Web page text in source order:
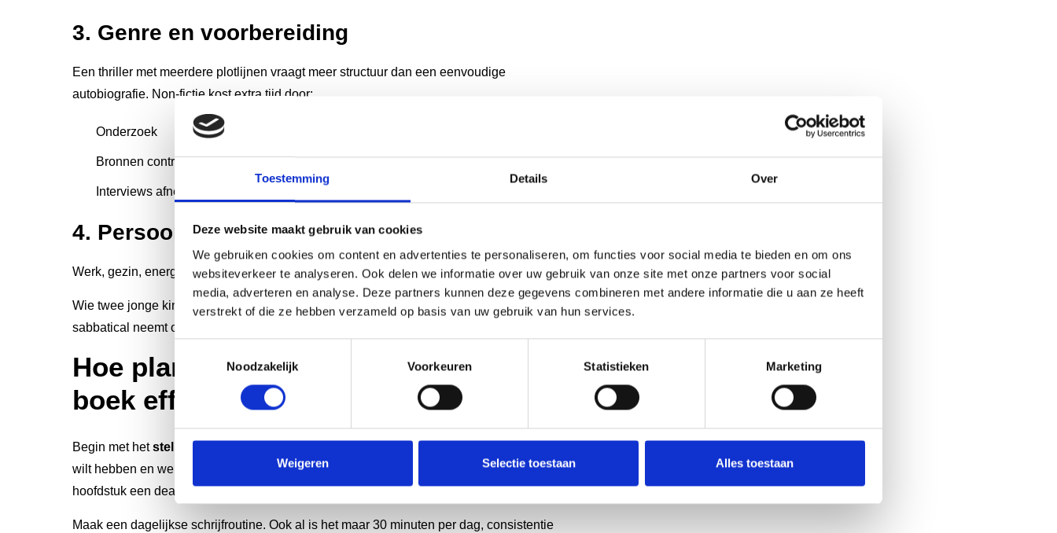
Toestemming Details Over
Deze website maakt gebruik van cookies
We gebruiken cookies om content en advertenties te personaliseren, om functies voor social media te bieden en om ons
websiteverkeer te analyseren. Ook delen we informatie over uw gebruik van onze site met onze partners voor social
media, adverteren en analyse. Deze partners kunnen deze gegevens combineren met andere informatie die u aan ze heeft
verstrekt of die ze hebben verzameld op basis van uw gebruik van hun services.
Noodzakelijk
Voorkeuren Statistieken Marketing
Weigeren Selectie toestaan Alles toestaan
3. Genre en voorbereiding
Een thriller met meerdere plotlijnen vraagt meer structuur dan een eenvoudige
autobiografie. Non-fictie kost extra tijd door:
Onderzoek
Bronnen controleren
Interviews afnemen
4. Persoonlijke omstandigheden
Werk, gezin, energie en focus spelen een grotere rol dan talent.
Wie twee jonge kinderen heeft en fulltime werkt, plant anders dan iemand die een
sabbatical neemt om te schrijven.
Hoe plan je het schrijfproces van je
boek effectief?
Begin met hetstellen van een realistisch einddoel
. Bepaal wanneer je je eerste draft
wilt hebben en werk van daaruit terug. Verdeel je boek in hoofdstukken en stel per
hoofdstuk een deadline vast.
Maak een dagelijkse schrijfroutine. Ook al is het maar 30 minuten per dag, consistentie